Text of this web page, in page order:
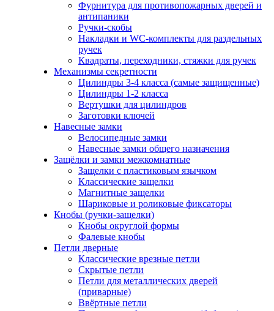
Фурнитура для противопожарных дверей и
антипаники
Ручки-скобы
Накладки и WC-комплекты для раздельных
ручек
Квадраты, переходники, стяжки для ручек
Механизмы секретности
Цилиндры 3-4 класса (самые защищенные)
Цилиндры 1-2 класса
Вертушки для цилиндров
Заготовки ключей
Навесные замки
Велосипедные замки
Навесные замки общего назначения
Защёлки и замки межкомнатные
Защелки с пластиковым язычком
Классические защелки
Магнитные защелки
Шариковые и роликовые фиксаторы
Кнобы (ручки-защелки)
Кнобы округлой формы
Фалевые кнобы
Петли дверные
Классические врезные петли
Скрытые петли
Петли для металлических дверей
(приварные)
Ввёртные петли